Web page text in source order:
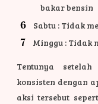
bakar bensin
Sabtu : Tidak
Minggu : Tidak
Tentunya
konsisten dengan
aksi tersebut